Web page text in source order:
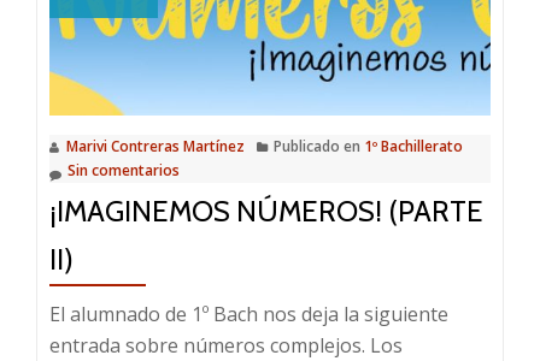
Marivi Contreras Martínez Publicado en 1º Bachillerato
Sin comentarios
¡IMAGINEMOS NÚMEROS! (PARTE
II)
El alumnado de 1º Bach nos deja la siguiente
entrada sobre números complejos. Los